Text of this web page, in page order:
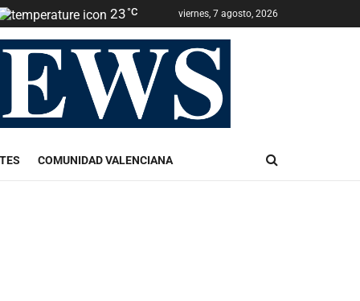
23°C viernes, 7 agosto, 2026
COMUNIDAD VALENCIANA